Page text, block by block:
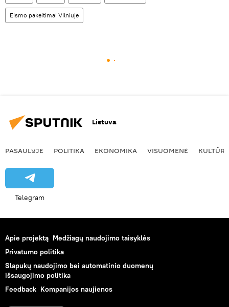
Eismo pakeitimai Vilniuje
Lietuva
PASAULYJE POLITIKA EKONOMIKA VISUOMENĖ KULTŪRA
Telegram
Apie projektą Medžiagų naudojimo taisyklės
Privatumo politika
Slapukų naudojimo bei automatinio duomenų
išsaugojimo politika
Feedback Kompanijos naujienos